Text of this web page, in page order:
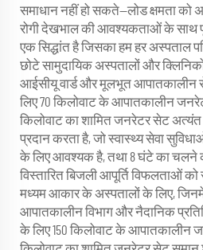
समाधान नहीं हो सकते—लोड क्षमता को
रोगी देखभाल की आवश्यकताओं के साथ
एक सिद्धांत है जिसका हम हर अस्पताल
छोटे सामुदायिक अस्पतालों और
आईसीयू वार्ड और मूलभूत आपातकालीन
लिए 70 किलोवाट के आपातकालीन
किलोवाट का शामित जनरेटर सेट अत्यंत
प्रदान करता है, जो स्वास्थ्य सेवा
के लिए आवश्यक है, तथा 8 घंटे का चलने
विस्तारित बिजली आपूर्ति विफलताओं
मध्यम आकार के अस्पतालों के लिए, जिनमें
आपातकालीन विभाग और नैदानिक
के लिए 150 किलोवाट के आपातकालीन